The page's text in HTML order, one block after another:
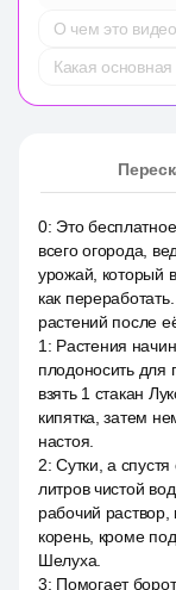
О чем это
Какая
0: Это
всего огорода,
урожай, который
как
растений после
1 : Растения
плодоносить для
взять 1 стакан
кипятка, затем
настоя.
2:Сутки, а
литров чистой
рабочий
корень, кроме
Шелуха.
3: Помогает